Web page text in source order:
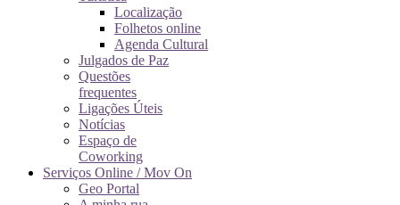
Localização
Folhetos online
Agenda Cultural
Julgados de Paz
Questões
frequentes
Ligações Úteis
Notícias
Espaço de
Coworking
Serviços Online / Mov On
Geo Portal